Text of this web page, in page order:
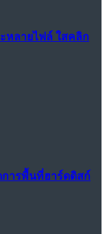
หลายไฟล์ ใสคลิก
การพื้นที่ฮาร์ดดิสก์